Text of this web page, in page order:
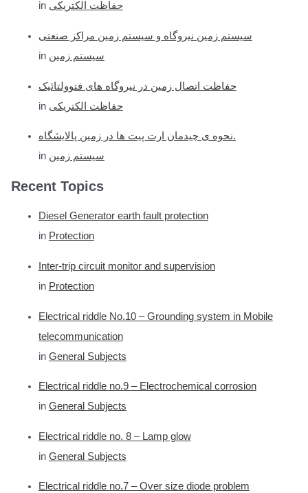
in حفاظت الکتریکی
سیستم زمین نیروگاه و سیستم زمین مراکز صنعتی
in سیستم زمین
حفاظت اتصال زمین در نیروگاه های فتوولتائیک
in حفاظت الکتریکی
نحوه ی چیدمان ارت پیت ها در زمین پالایشگاه.
in سیستم زمین
Recent Topics
Diesel Generator earth fault protection
in Protection
Inter-trip circuit monitor and supervision
in Protection
Electrical riddle No.10 – Grounding system in Mobile
telecommunication
in General Subjects
Electrical riddle no.9 – Electrochemical corrosion
in General Subjects
Electrical riddle no. 8 – Lamp glow
in General Subjects
Electrical riddle no.7 – Over size diode problem